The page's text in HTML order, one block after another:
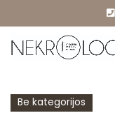
Be kategorijos